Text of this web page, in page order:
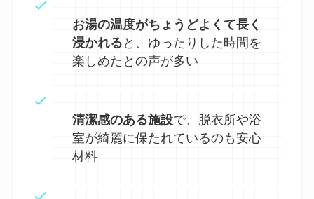
お湯の温度がちょうどよくて長く
浸かれる と、ゆったりした時間を
楽しめたとの声が多い
清潔感のある施設で、脱衣所や浴
室が綺麗に保たれているのも安心
材料